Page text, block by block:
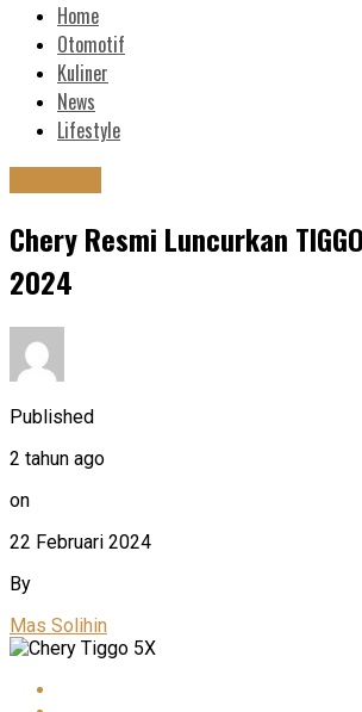
Home
Otomotif
Kuliner
News
Lifestyle
Chery Resmi Luncurkan
2024
Published
2 tahun ago
on
22 Februari 2024
By
Mas Solihin